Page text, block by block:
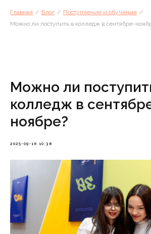
Главная / Блог / Поступление и обучение /
Можно ли поступить в колледж в сентябре-
Можно ли
колледж в
ноябре?
2025-09-16 10:38